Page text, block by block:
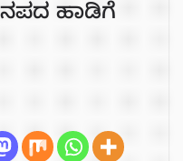
ಹಾಡಿಗೆ